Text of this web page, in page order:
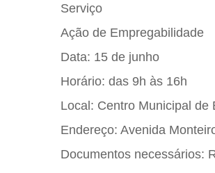
Serviço
Ação de Empregabilidade
Data: 15 de junho
Horário: das 9h às 16h
Local: Centro Municipal de
Endereço: Avenida
Documentos necessários: